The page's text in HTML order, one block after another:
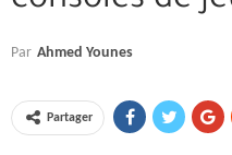
Par Ahmed Younes
Partager